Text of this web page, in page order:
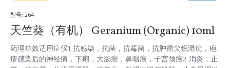
型号: 264
天竺葵（有机） Geranium (Organic) 10ml
药理功效适用症候1. 抗感染，抗菌，抗霉菌，抗肿瘤尖锐湿疣，疱
疹感染后的神经痛，下痢，大肠癌，鼻咽癌，子宫颈癌2. 消炎，止